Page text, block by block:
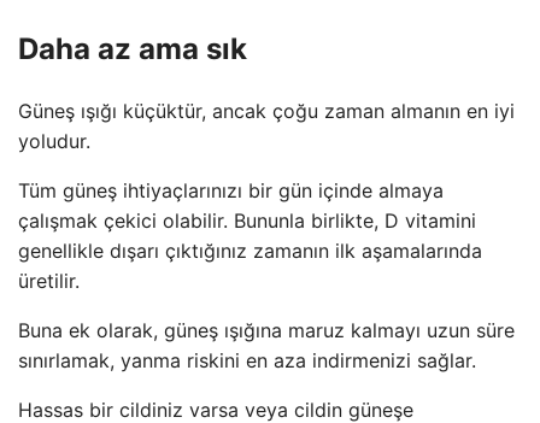
Daha az ama sık
Güneş ışığı küçüktür, ancak çoğu zaman almanın en iyi
yoludur.
Tüm güneş ihtiyaçlarınızı bir gün içinde almaya
çalışmak çekici olabilir. Bununla birlikte, D vitamini
genellikle dışarı çıktığınız zamanın ilk aşamalarında
üretilir.
Buna ek olarak, güneş ışığına maruz kalmayı uzun süre
sınırlamak, yanma riskini en aza indirmenizi sağlar.
Hassas bir cildiniz varsa veya cildin güneşe